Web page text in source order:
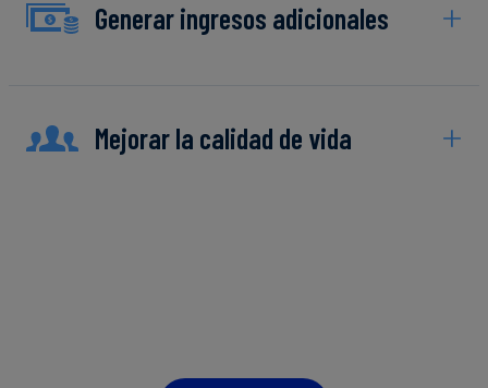
Generar ingresos adicionales
Mejorar la calidad de vida